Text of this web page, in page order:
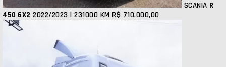
SCANIA R
450 6X2 2022/2023 | 231000 KM R$ 710.000,00